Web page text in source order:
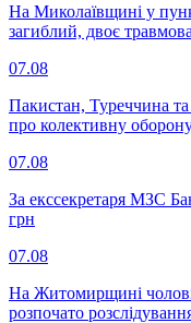
На Миколаївщині у
загиблий, двоє
07.08
Пакистан, Туреччина та
про колективну
07.08
За екссекретаря МЗС
грн
07.08
На Житомирщині
розпочато